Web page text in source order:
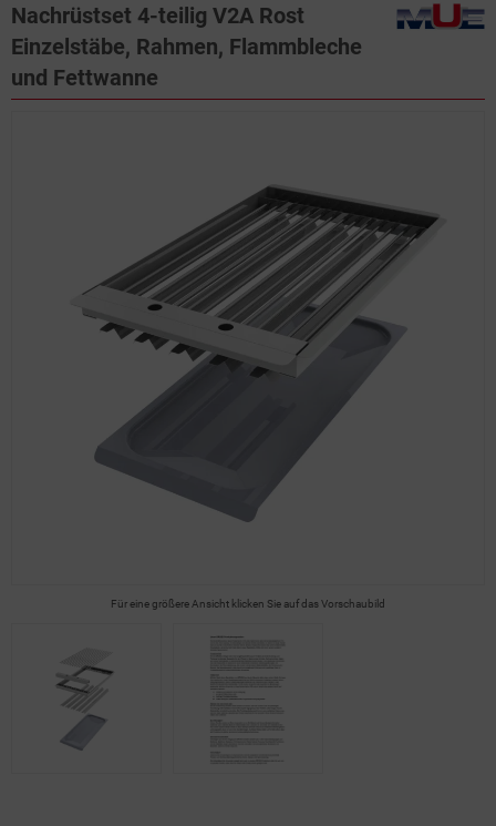
Nachrüstset 4-teilig V2A Rost
Einzelstäbe, Rahmen, Flammbleche
und Fettwanne
Für eine größere Ansicht klicken Sie auf das Vorschaubild